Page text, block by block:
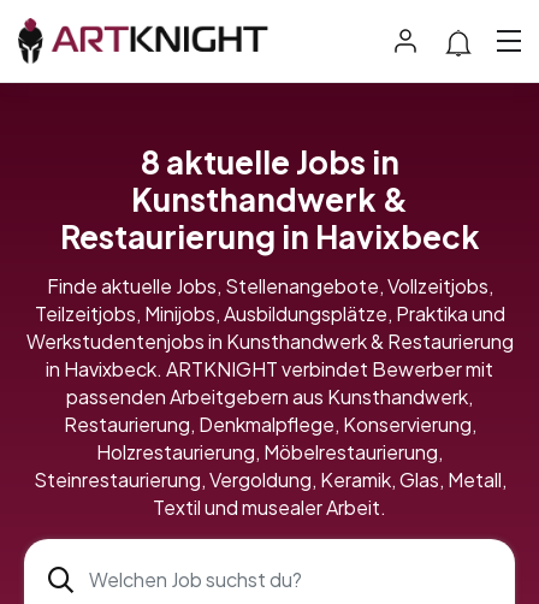
8 aktuelle Jobs in
Kunsthandwerk &
Restaurierung in Havixbeck
Finde aktuelle Jobs, Stellenangebote, Vollzeitjobs,
Teilzeitjobs, Minijobs, Ausbildungsplätze, Praktika und
Werkstudentenjobs in Kunsthandwerk & Restaurierung
in Havixbeck. ARTKNIGHT verbindet Bewerber mit
passenden Arbeitgebern aus Kunsthandwerk,
Restaurierung, Denkmalpflege, Konservierung,
Holzrestaurierung, Möbelrestaurierung,
Steinrestaurierung, Vergoldung, Keramik, Glas, Metall,
Textil und musealer Arbeit.